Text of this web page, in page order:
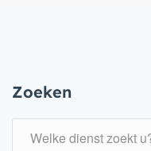
Zoeken